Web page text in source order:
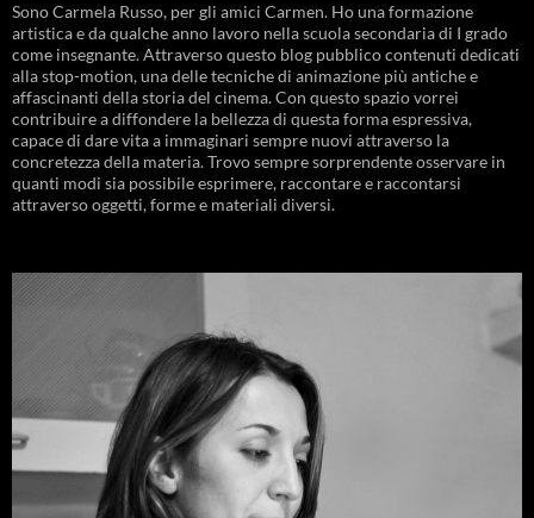
Sono Carmela Russo, per gli amici Carmen. Ho una formazione
artistica e da qualche anno lavoro nella scuola secondaria di I grado
come insegnante. Attraverso questo blog pubblico contenuti dedicati
alla stop-motion, una delle tecniche di animazione più antiche e
affascinanti della storia del cinema. Con questo spazio vorrei
contribuire a diffondere la bellezza di questa forma espressiva,
capace di dare vita a immaginari sempre nuovi attraverso la
concretezza della materia. Trovo sempre sorprendente osservare in
quanti modi sia possibile esprimere, raccontare e raccontarsi
attraverso oggetti, forme e materiali diversi.